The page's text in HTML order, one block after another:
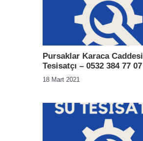
Pursaklar Karaca Caddesi
Tesisatçı – 0532 384 77 07
18 Mart 2021